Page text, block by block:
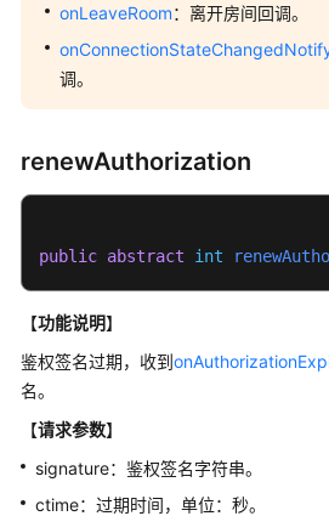
合
使
南
SDK
开
前
备
SDK
使
onLeaveRoom：离开房间回调。
调。
renewAuthorization
public abstract int
【功能说明】
鉴权签名过期，收到
名。
【请求参数】
signature：鉴权签名字符串。
ctime：过期时间，单位：秒。